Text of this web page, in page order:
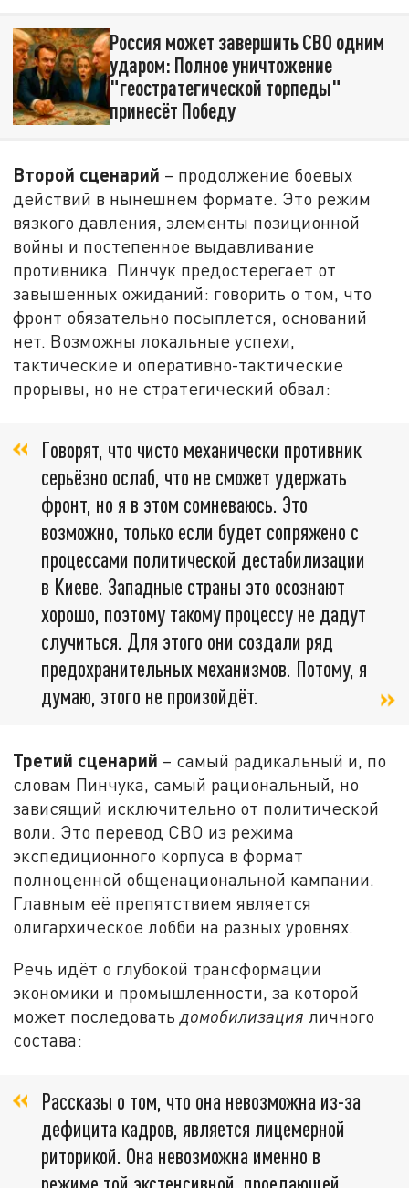
Россия может завершить СВО одним
ударом: Полное уничтожение
"геостратегической торпеды"
принесёт Победу
Второй сценарий – продолжение боевых
действий в нынешнем формате. Это режим
вязкого давления, элементы позиционной
войны и постепенное выдавливание
противника. Пинчук предостерегает от
завышенных ожиданий: говорить о том, что
фронт обязательно посыплется, оснований
нет. Возможны локальные успехи,
тактические и оперативно-тактические
прорывы, но не стратегический обвал:
Говорят, что чисто механически противник
серьёзно ослаб, что не сможет удержать
фронт, но я в этом сомневаюсь. Это
возможно, только если будет сопряжено с
процессами политической дестабилизации
в Киеве. Западные страны это осознают
хорошо, поэтому такому процессу не дадут
случиться. Для этого они создали ряд
предохранительных механизмов. Потому, я
думаю, этого не произойдёт.
Третий сценарий – самый радикальный и, по
словам Пинчука, самый рациональный, но
зависящий исключительно от политической
воли. Это перевод СВО из режима
экспедиционного корпуса в формат
полноценной общенациональной кампании.
Главным её препятствием является
олигархическое лобби на разных уровнях.
Речь идёт о глубокой трансформации
экономики и промышленности, за которой
может последоватьдомобилизация личного
состава:
Рассказы о том, что она невозможна из-за
дефицита кадров, является лицемерной
риторикой. Она невозможна именно в